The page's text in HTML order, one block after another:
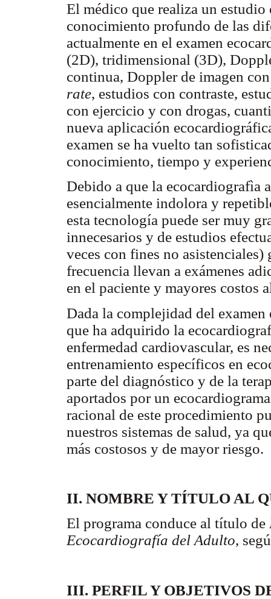
El médico que realiza un
conocimiento profundo de las
actualmente en el examen
(2D), tridimensional (3D),
continua, Doppler de imagen
rate, estudios con contraste,
con ejercicio y con drogas,
nueva aplicación
examen se ha vuelto tan
conocimiento, tiempo y
Debido a que la ecocardiografìa
esencialmente indolora y
esta tecnología puede ser muy
innecesarios y de estudios
veces con fines no
frecuencia llevan a exámenes
en el paciente y mayores costos
Dada la complejidad del
que ha adquirido la
enfermedad cardiovascular, es
entrenamiento específicos en
parte del diagnóstico y de la
aportados por un
racional de este procedimiento
nuestros sistemas de salud, ya
más costosos y de mayor riesgo.
II. NOMBRE Y TÍTULO AL
El programa conduce al título de
Ecocardiografía del Adulto,
III. PERFIL Y OBJETIVOS